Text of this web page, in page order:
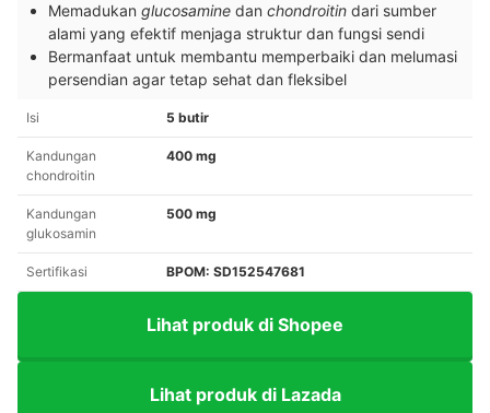
Memadukan glucosamine dan chondroitin dari sumber
alami yang efektif menjaga struktur dan fungsi sendi
Bermanfaat untuk membantu memperbaiki dan melumasi
persendian agar tetap sehat dan fleksibel
Isi 5 butir
Kandungan
chondroitin
400 mg
Kandungan
glukosamin
500 mg
Sertifikasi BPOM: SD152547681
Lihat produk di Shopee
Lihat produk di Lazada